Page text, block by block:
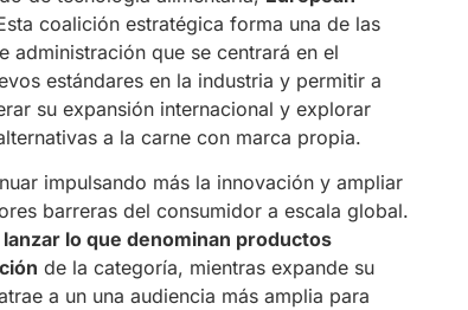
coalición estratégica forma una de las
administración que se centrará en el
estándares en la industria y permitir a
su expansión internacional y explorar
a la carne con marca propia.
impulsando más la innovación y ampliar
barreras del consumidor a escala global.
lo que denominan productos
de la categoría, mientras expande su
a un una audiencia más amplia para